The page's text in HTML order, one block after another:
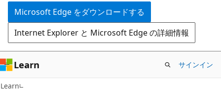
ツ
に
ス
キ
ッ
プ
Microsoft Edge をダウンロードする
Internet Explorer と Microsoft Edge の詳細情報
Learn サインイン
Learn